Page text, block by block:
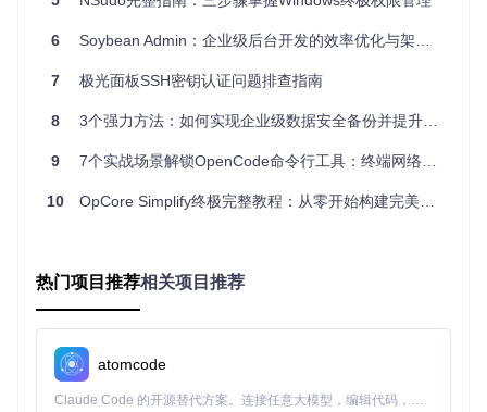
极速部署与环境配置
NSudo提供两种灵活的部署方式，满足不同用户的使用需求。
都能找到合适的方案。
二进制包快速部署
对于大多数用户，直接使用预编译的二进制包是最便捷的方
$is64Bit = [Environment
$version = "6.1.1811.18"
$url = "https://gitcode.com/gh_mirrors/ns/NSudo/releases/
Invoke-WebRequest
Expand-Archive "NSudo.zip"
# 添加到系统环境变量
$env:Path += ";C:\Tools\NSudo"
6 Soybean Admin：企业级后台开发的效率优化与架构设计实践
7 极光面板SSH密钥认证问题排查指南
8 3个强力方法：如何实现企业级数据安全备份并提升信息管理效率
9 7个实战场景解锁OpenCode命令行工具：终端网络内容处理终极指南
10 OpCore Simplify终极完整教程：从零开始构建完美黑苹果系统
热门项目推荐相关项目推荐
atomcode
Claude Code 的开源替代方案。连接任意大模型，编辑代码，运行命令，自动验证 — 全自动执行。用 Rust 构建，极致性能。 ｜ An open-source alternative to Claude Code. Connect any LLM, edit code, run commands, and verify changes — autonomously. Built in Rust for speed. Get Started